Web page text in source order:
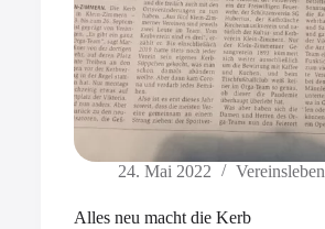
24. Mai 2022 Vereinsleben
Alles neu macht die Kerb